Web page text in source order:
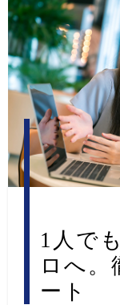
1人で
ロへ。
ート